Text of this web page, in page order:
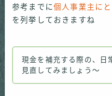
参考までに個人事業主に
を列挙しておきますね
現金を補充する際の、日
見直してみましょう〜